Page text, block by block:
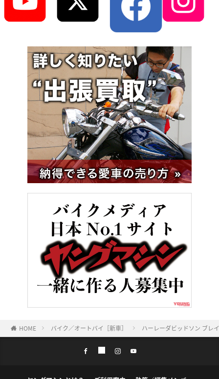
HOME バイク／オートバイ［新車］ ハーレーダビッドソン ブレ